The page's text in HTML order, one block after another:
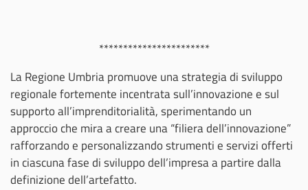
***********************
La Regione Umbria promuove una strategia di sviluppo
regionale fortemente incentrata sull’innovazione e sul
supporto all’imprenditorialità, sperimentando un
approccio che mira a creare una “filiera dell’innovazione”
rafforzando e personalizzando strumenti e servizi offerti
in ciascuna fase di sviluppo dell’impresa a partire dalla
definizione dell’artefatto.